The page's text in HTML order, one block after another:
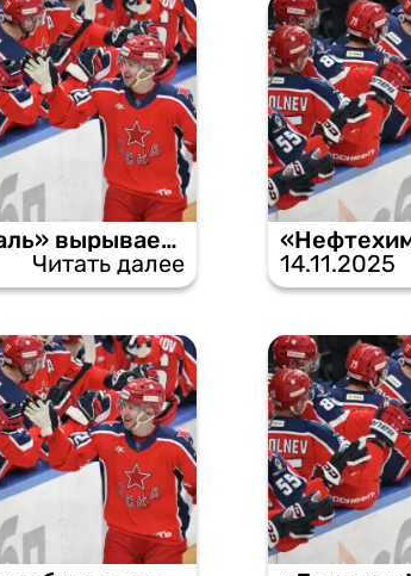
«Северсталь» вырывает победу у ЦСКА в дополнительное время.
Читать далее
14.11.2025